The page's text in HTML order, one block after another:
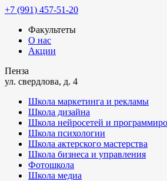
+7 (991) 457-51-20
Факультеты
О нас
Акции
Пенза
ул. свердлова, д. 4
Школа маркетинга и рекламы
Школа дизайна
Школа нейросетей и
Школа психологии
Школа актерского мастерства
Школа бизнеса и управления
Фотошкола
Школа медиа